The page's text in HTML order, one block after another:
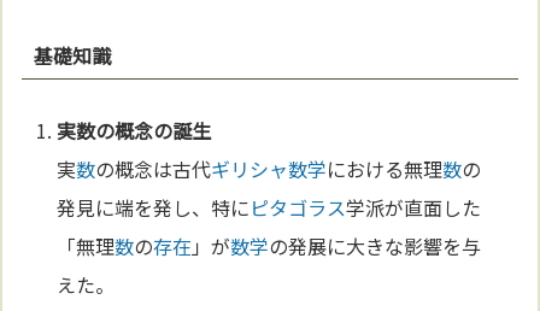
基礎知識
実数の概念の誕生
実数の概念は古代ギリシャ数学における無理数の
発見に端を発し、特にピタゴラス学派が直面した
「無理数の存在 」が数学の発展に大きな影響を与
えた。